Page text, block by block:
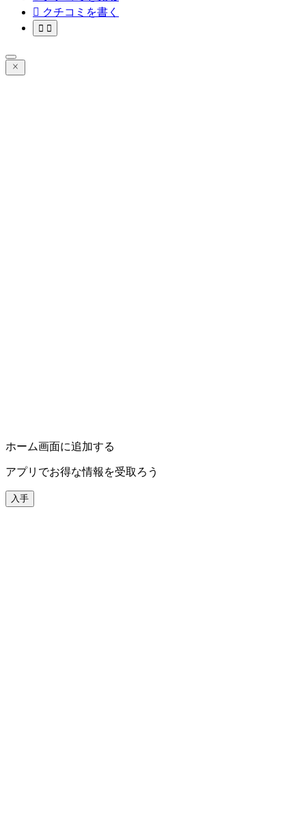
 クチコミを書く
 
ホーム画面に追加する
アプリでお得な情報を受取ろう
入手